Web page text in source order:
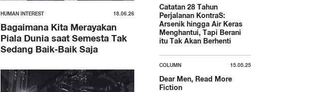
HUMAN INTEREST 18.06.26
Bagaimana Kita Merayakan
Piala Dunia saat Semesta Tak
Sedang Baik-Baik Saja
Catatan 28 Tahun
Perjalanan KontraS:
Arsenik hingga Air Keras
Menghantui, Tapi Berani
itu Tak Akan Berhenti
COLUMN 15.05.25
Dear Men, Read More
Fiction